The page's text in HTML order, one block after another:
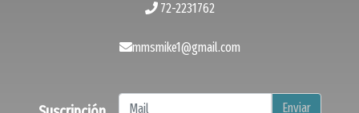
72-2231762
mmsmike1@gmail.com
Enviar